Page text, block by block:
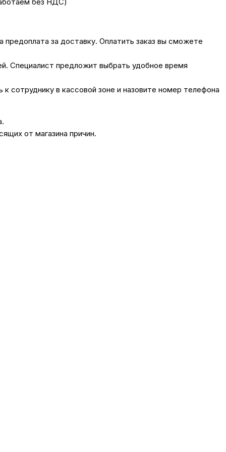
за доставку. Оплатить заказ вы сможете
Специалист предложит выбрать удобное время
сотруднику в кассовой зоне и назовите номер телефона
от магазина причин.